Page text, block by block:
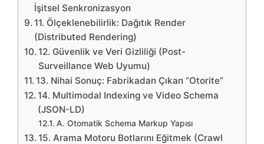
İşitsel Senkronizasyon
11. Ölçeklenebilirlik: Dağıtık Render
(Distributed Rendering)
12. Güvenlik ve Veri Gizliliği (Post-
Surveillance Web Uyumu)
13. Nihai Sonuç: Fabrikadan Çıkan “Otorite”
14. Multimodal Indexing ve Video Schema
(JSON-LD)
A. Otomatik Schema Markup Yapısı
15. Arama Motoru Botlarını Eğitmek (Crawl